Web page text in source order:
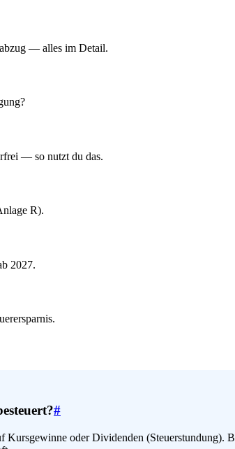
— alles im Detail.
— so nutzt du das.
R).
2027.
#
Kursgewinne oder Dividenden (Steuerstundung).